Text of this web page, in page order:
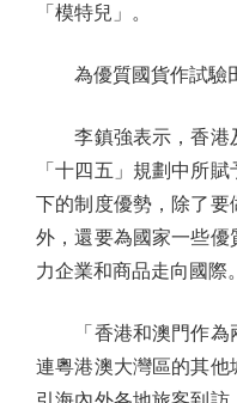
「模特兒」。
為優質國貨作試驗田
李鎮強表示，香港
「十四五」規劃中所
下的制度優勢，除了要
外，還要為國家一些優
力企業和商品走向國際。
「香港和澳門作為
連粵港澳大灣區的其他